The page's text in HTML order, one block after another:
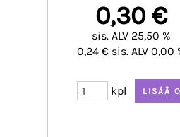
0,30 €
sis. ALV 25,50 %
0,24 € sis. ALV 0,00
kpl